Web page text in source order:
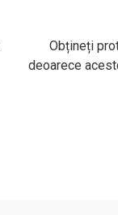
Obțineți
deoarece